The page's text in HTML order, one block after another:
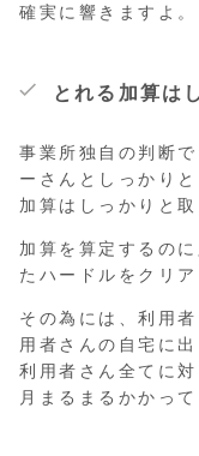
確実に響きますよ。
とれる加算は
事業所独自の判断
ーさんとしっかり
加算はしっかりと取
加算を算定するの
たハードルをクリ
その為には、利用
用者さんの自宅に
利用者さん全てに
月まるまるかかっ